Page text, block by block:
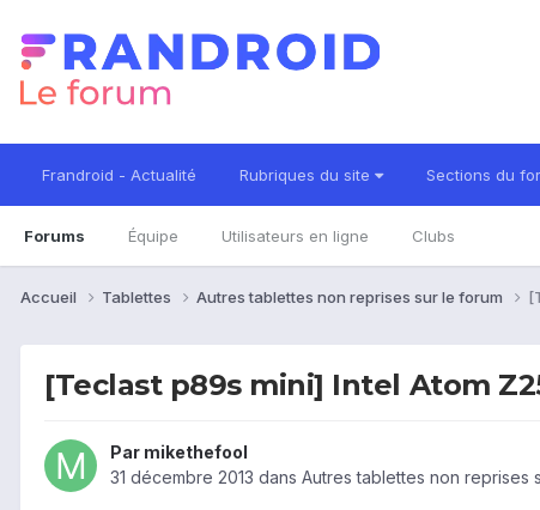
Frandroid - Actualité Rubriques du site Sections du
Forums Équipe Utilisateurs en ligne Clubs
Accueil Tablettes Autres tablettes non reprises sur le forum
[Teclast p89s mini] Intel Atom
Par mikethefool
31 décembre 2013 dans Autres tablettes non reprises